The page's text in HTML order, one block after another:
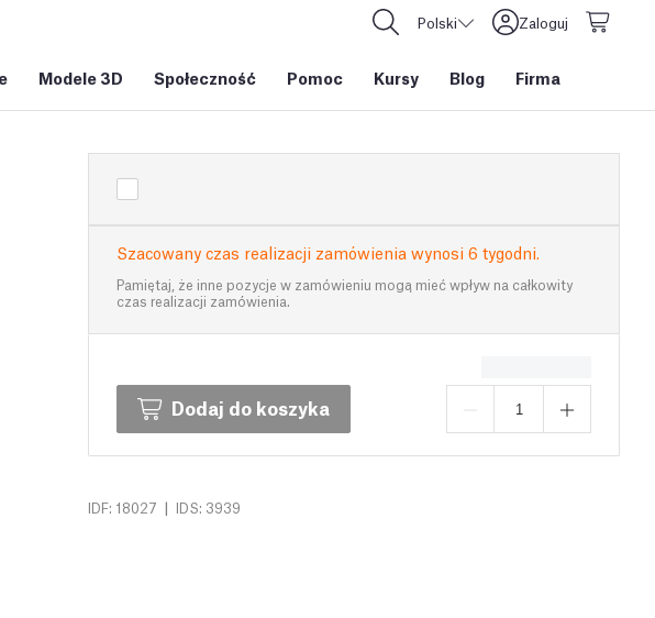
Polski Zaloguj
Modele 3D Społeczność Pomoc Kursy Blog Firma
Szacowany czas realizacji zamówienia wynosi 6 tygodni.
Pamiętaj, że inne pozycje w zamówieniu mogą mieć wpływ na całkowity
czas realizacji zamówienia.
Dodaj do koszyka
IDF: 18027 | IDS: 3939